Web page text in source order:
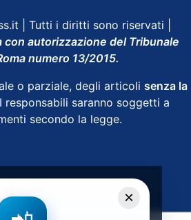
| Tutti i diritti sono riservati |
con autorizzazione del Tribunale
numero 13/2015.
o parziale, degli articoli senza la
responsabili saranno soggetti a
secondo la legge.
×